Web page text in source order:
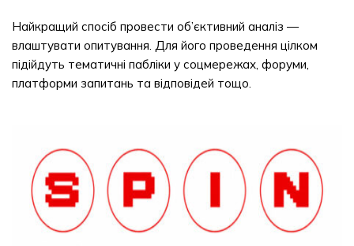
Найкращий спосіб провести об’єктивний аналіз —
влаштувати опитування. Для його проведення цілком
підійдуть тематичні пабліки у соцмережах, форуми,
платформи запитань та відповідей тощо.